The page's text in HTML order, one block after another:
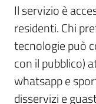
Il servizio è
residenti. Chi
tecnologie può
con il pubblico)
whatsapp e
disservizi e